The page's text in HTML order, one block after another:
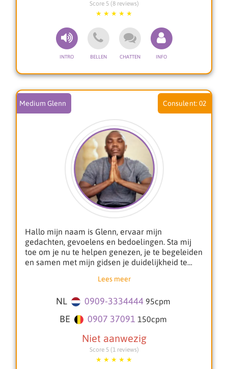
liefde, relaties, keuzes en persoonlijke groei.
Mijn consulten zijn eerlijk, warm en intuïtief,
waarbij ik me volledig afstem op jouw energie
en situatie.
Door mijn eigen levenservaring kan ik mij goed
inzichten, maar ook een luisterend oor en steun
wanneer je even vastloopt. Mijn doel is om jou
weer dichter bij jezelf te brengen en je te helpen
terug in je kracht te komen.
Je staat er niet alleen voor. Samen kijken we
naar wat jij nodig hebt om met meer vertrouwen
en rust verder te gaan.
Warme groet,
Score 5 (8 reviews)
Hallo mijn naam is Glenn, ervaar mijn
gedachten, gevoelens en bedoelingen. Sta mij
toe om je nu te helpen genezen, je te begeleiden
en samen met mijn gidsen je duidelijkheid te
je in 3 stappen helpen om het met jouw relatie
Alle vragen zijn welkom, van het leven tot de
dood en of erna. Of het nu gaat om de liefde,
contact met een dierbare overledenen, werk of
andere gebeurtenissen die je hebben geraakt?
Lees meer
NL 0909-3334444 95cpm
BE 0907 37091 150cpm
Medium Glenn 02
Score 5 (1 reviews)